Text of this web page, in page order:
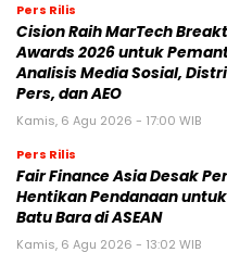
Pers Rilis
Cision Raih MarTech
Awards 2026 untuk
Analisis Media Sosial,
Pers, dan AEO
Kamis, 6 Agu 2026 - 17:00 WIB
Pers Rilis
Fair Finance Asia Desak
Hentikan Pendanaan
Batu Bara di ASEAN
Kamis, 6 Agu 2026 - 13:02 WIB